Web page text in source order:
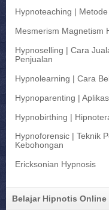
Hypnoteaching |
Mesmerism Magnetism
Hypnoselling | Cara
Penjualan
Hypnolearning | Cara
Hypnoparenting |
Hypnobirthing |
Hypnoforensic | Teknik
Kebohongan
Ericksonian Hypnosis
Belajar Hipnotis Online